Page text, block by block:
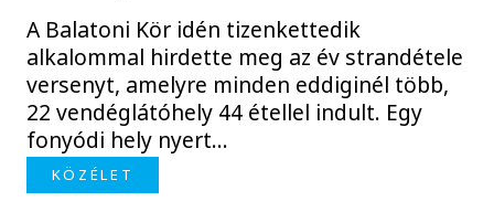
A Balatoni Kör idén tizenkettedik
alkalommal hirdette meg az év strandétele
versenyt, amelyre minden eddiginél több,
22 vendéglátóhely 44 étellel indult. Egy
fonyódi hely nyert...
KÖZÉLET